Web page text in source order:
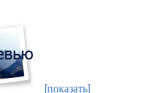
[показать]